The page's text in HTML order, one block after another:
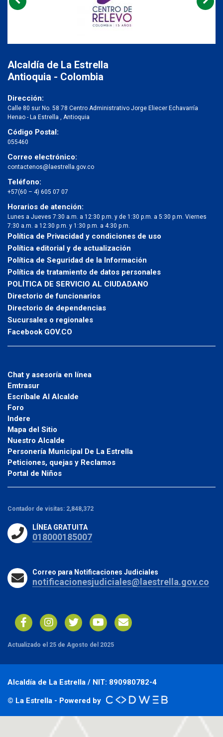
Alcaldía de La Estrella
Antioquia - Colombia
Dirección:
Calle 80 sur No. 58 78 Centro Administrativo Jorge Eliecer Echavarría
Henao - La Estrella , Antioquia
Código Postal:
055460
Correo electrónico:
contactenos@laestrella.gov.co
Teléfono:
+57(60 – 4) 605 07 07
Horarios de atención:
Lunes a Jueves 7:30 a.m. a 12:30 p.m. y de 1:30 p.m. a 5:30 p.m. Viernes
7:30 a.m. a 12:30 p.m. y 1:30 p.m. a 4:30 p.m.
Política de Privacidad y condiciones de uso
Política editorial y de actualización
Política de Seguridad de la Información
Política de tratamiento de datos personales
POLÍTICA DE SERVICIO AL CIUDADANO
Directorio de funcionarios
Directorio de dependencias
Sucursales o regionales
Facebook GOV.CO
Chat y asesoría en línea
Emtrasur
Escríbale Al Alcalde
Foro
Indere
Mapa del Sitio
Nuestro Alcalde
Personería Municipal De La Estrella
Peticiones, quejas y Reclamos
Portal de Niños
Contador de visitas: 2,848,372
LÍNEA GRATUITA
018000185007
Correo para Notificaciones Judiciales
notificacionesjudiciales@laestrella.gov.co
Actualizado el 25 de Agosto del 2025
Alcaldía de La Estrella / NIT: 890980782-4
© La Estrella - Powered by